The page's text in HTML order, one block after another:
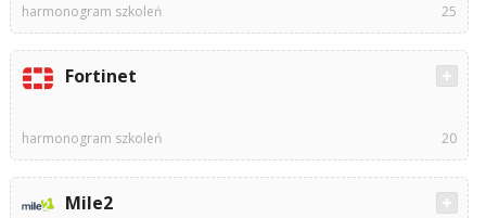
harmonogram szkoleń 25
Fortinet
harmonogram szkoleń 20
Mile2